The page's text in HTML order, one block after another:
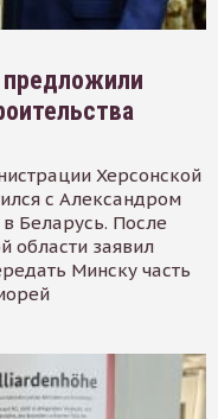
предложили
Херсонской
с Александром
Беларусь. После
области заявил
Минску часть